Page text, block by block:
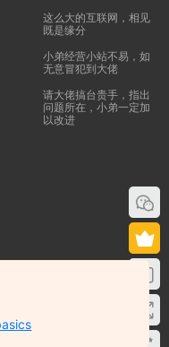
这么大的互联网，相见
既是缘分
小弟经营小站不易，如
无意冒犯到大佬
请大佬搞台贵手，指出
问题所在，小弟一定加
以改进
载服务
户网盘投稿，本站服务器不储
了您的合法权益，请联系我们